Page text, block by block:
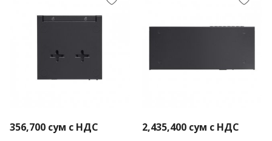
356,700 сум с НДС 2,435,400 сум с НДС